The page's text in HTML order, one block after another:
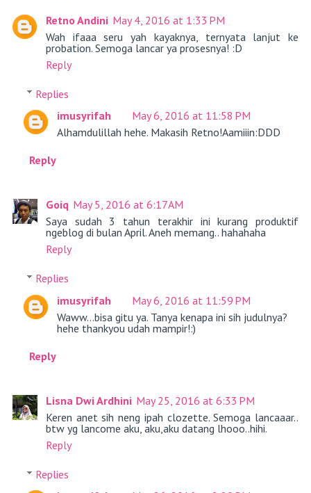
Retno Andini May 4, 2016 at 1:33 PM
Wah ifaaa seru yah kayaknya, ternyata lanjut ke
probation. Semoga lancar ya prosesnya! :D
Reply
Replies
imusyrifah
May 6, 2016 at 11:58 PM
Alhamdulillah hehe. Makasih Retno!Aamiiin:DDD
Reply
Goiq May 5, 2016 at 6:17 AM
Saya sudah 3 tahun terakhir ini kurang produktif
ngeblog di bulan April. Aneh memang.. hahahaha
Reply
Replies
imusyrifah
May 6, 2016 at 11:59 PM
Waww...bisa gitu ya. Tanya kenapa ini sih judulnya?
hehe thankyou udah mampir!:)
Reply
Lisna Dwi Ardhini May 25, 2016 at 6:33 PM
Keren anet sih neng ipah clozette. Semoga lancaaar..
btw yg lancome aku, aku,aku datang lhooo..hihi.
Reply
Replies